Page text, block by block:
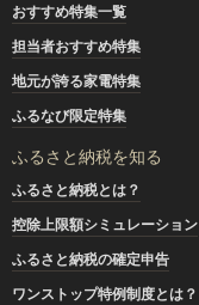
おすすめ特集一覧
担当者おすすめ特集
地元が誇る家電特集
ふるなび限定特集
ふるさと納税を知る
ふるさと納税とは？
控除上限額シミュレーション
ふるさと納税の確定申告
ワンストップ特例制度とは？